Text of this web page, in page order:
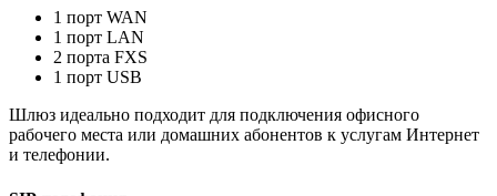
1 порт WAN
1 порт LAN
2 порта FXS
1 порт USB
Шлюз идеально подходит для подключения офисного
рабочего места или домашних абонентов к услугам Интернет
и телефонии.